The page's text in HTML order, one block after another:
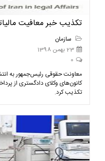
تکذیب خبر معافیت
سازمان
23 بهمن 1398
0
معاونت حقوقی رئیس‌جمهور به
کانون‌های وکلای دادگستری از
تکذیب کرد.